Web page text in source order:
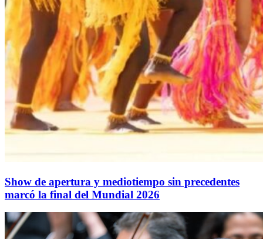
Show de apertura y mediotiempo sin precedentes
marcó la final del Mundial 2026